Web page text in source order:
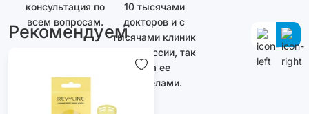
консультация по
всем вопросам.
10 тысячами
докторов и с
тысячами клиник
как в России, так
и за ее
пределами.
Рекомендуем